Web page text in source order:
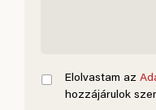
Elolvastam az
hozzájárulok